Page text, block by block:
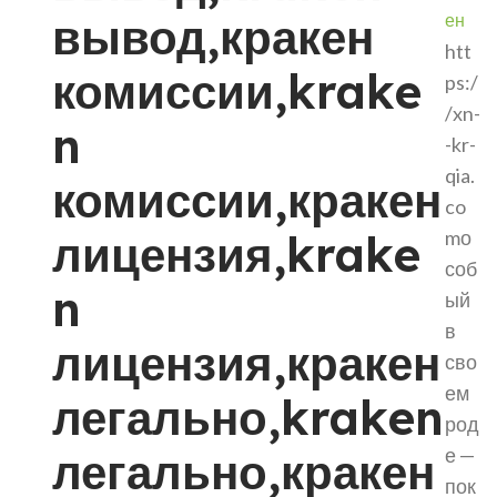
вывод,кракен
комиссии,krake
n
комиссии,кракен
лицензия,krake
n
лицензия,кракен
легально,kraken
легально,кракен
ен
htt
ps:/
/xn-
-kr-
qia.
co
mо
соб
ый
в
сво
ем
род
е —
пок